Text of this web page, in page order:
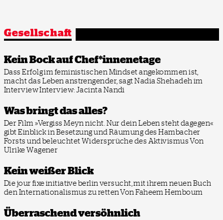
Gesellschaft
Kein Bock auf Chef*innenetage
Dass Erfolg im feministischen Mindset angekommen ist,
macht das Leben anstrengender, sagt Nadia Shehadeh im
InterviewInterview: Jacinta Nandi
Was bringt das alles?
Der Film »Vergiss Meyn nicht. Nur dein Leben steht dagegen«
gibt Einblick in Besetzung und Räumung des Hambacher
Forsts und beleuchtet Widersprüche des AktivismusVon
Ulrike Wagener
Kein weißer Blick
Die jour fixe initiative berlin versucht, mit ihrem neuen Buch
den Internationalismus zu retten Von Faheem Hemboum
Überraschend versöhnlich